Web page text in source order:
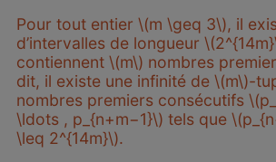
Pour tout entier \(m \geq 3\), il
d’intervalles de longueur
contiennent \(m\) nombres
dit, il existe une infinité de \(m\)-
nombres premiers consécutifs
\ldots , p_{n+m−1}\) tels que
\leq 2^{14m}\).